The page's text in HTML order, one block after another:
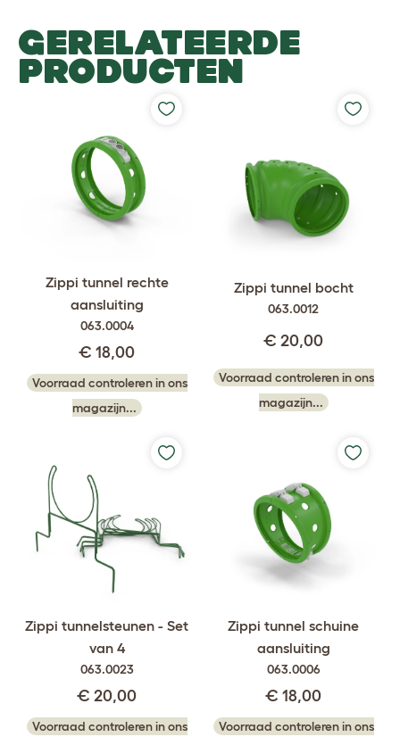
GERELATEERDE
PRODUCTEN
Zippi tunnel rechte
aansluiting
063.0004
€ 18,00
Voorraad controleren in ons
magazijn...
Zippi tunnel bocht
063.0012
€ 20,00
Voorraad controleren in ons
magazijn...
Zippi tunnelsteunen - Set
van 4
063.0023
€ 20,00
Voorraad controleren in ons
Zippi tunnel schuine
aansluiting
063.0006
€ 18,00
Voorraad controleren in ons